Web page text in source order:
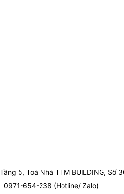
Tầng 5, Toà Nhà TTM BUILDING, Số
0971-654-238 (Hotline/ Zalo)